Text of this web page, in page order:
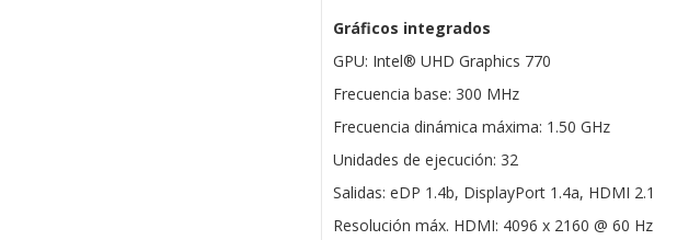
Gráficos integrados
GPU: Intel® UHD Graphics 770
Frecuencia base: 300 MHz
Frecuencia dinámica máxima: 1.50 GHz
Unidades de ejecución: 32
Salidas: eDP 1.4b, DisplayPort 1.4a, HDMI 2.1
Resolución máx. HDMI: 4096 x 2160 @ 60 Hz